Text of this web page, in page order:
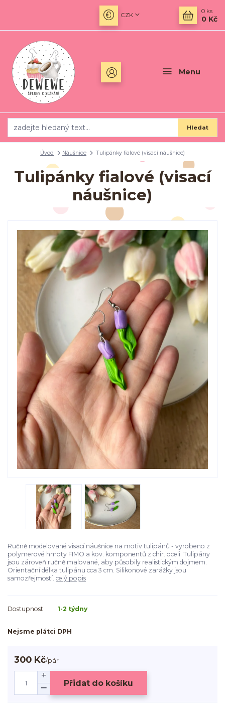
Menu
CZK
Hledat
0 ks
0 Kč
Úvod Náušnice Tulipánky fialové (visací náušnice)
Tulipánky fialové (visací
náušnice)
Ručně modelované visací náušnice na motiv tulipánů - vyrobeno z
polymerové hmoty FIMO a kov. komponentů z chir. oceli. Tulipány
jsou zároveň ručně malované, aby působily realistickým dojmem.
Orientační délka tulipánu cca 3 cm. Silikonové zarážky jsou
samozřejmostí. celý popis
Dostupnost 1-2 týdny
Nejsme plátci DPH
300 Kč/pár
Přidat do košíku